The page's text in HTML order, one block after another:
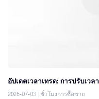
อัปเดตเวลาเทรด: การปรับเว
2026-07-03 | ชั่วโมงการซื้อขาย